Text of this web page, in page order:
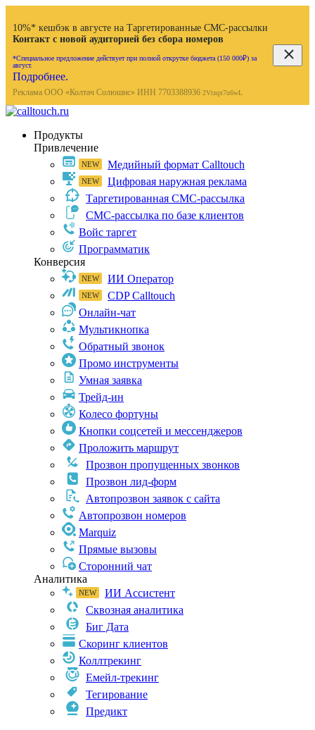
10%* кешбэк в августе на Таргетированные СМС-рассылки
Контакт с новой аудиторией без сбора номеров
*Специальное предложение действует при полной открутке бюджета (150 000₽) за
август.
Подробнее.
Реклама ООО «Колтач Солюшнс» ИНН 7703388936 2Vtzqx7u6wL
Продукты
Привлечение
Медийный формат Calltouch
Цифровая наружная реклама
Таргетированная СМС-рассылка
СМС-рассылка по базе клиентов
Войс таргет
Программатик
Конверсия
ИИ Оператор
CDP Calltouch
Онлайн-чат
Мультикнопка
Обратный звонок
Промо инструменты
Умная заявка
Трейд-ин
Колесо фортуны
Кнопки соцсетей и мессенджеров
Проложить маршрут
Прозвон пропущенных звонков
Прозвон лид-форм
Автопрозвон заявок с сайта
Автопрозвон номеров
Marquiz
Прямые вызовы
Сторонний чат
Аналитика
ИИ Ассистент
Сквозная аналитика
Биг Дата
Скоринг клиентов
Коллтрекинг
Емейл-трекинг
Тегирование
Предикт